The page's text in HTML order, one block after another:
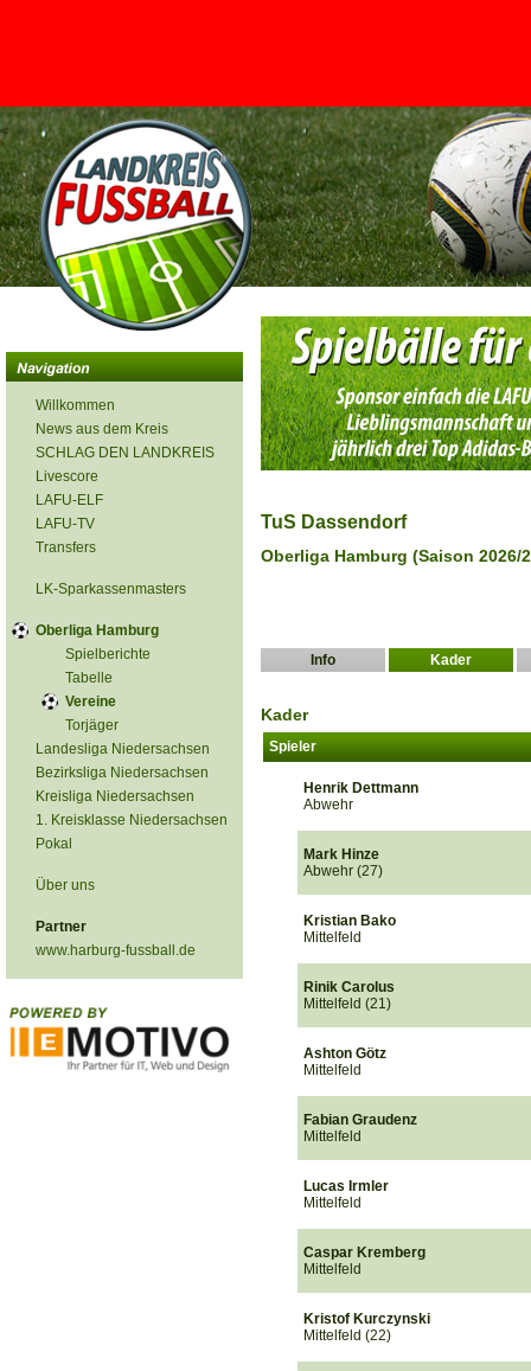
<
Willkommen
News aus dem Kreis
SCHLAG DEN LANDKREIS
Livescore
LAFU-ELF
LAFU-TV
Transfers
LK-Sparkassenmasters
Oberliga Hamburg
Spielberichte
Tabelle
Vereine
Torjäger
Landesliga Niedersachsen
Bezirksliga Niedersachsen
Kreisliga Niedersachsen
1. Kreisklasse Niedersachsen
Pokal
Über uns
Partner
www.harburg-fussball.de
TuS Dassendorf
Oberliga Hamburg (Saison 2026/
Info Kader
Kader
Spieler
Henrik Dettmann
Abwehr
Mark Hinze
Abwehr (27)
Kristian Bako
Mittelfeld
Rinik Carolus
Mittelfeld (21)
Ashton Götz
Mittelfeld
Fabian Graudenz
Mittelfeld
Lucas Irmler
Mittelfeld
Caspar Kremberg
Mittelfeld
Kristof Kurczynski
Mittelfeld (22)